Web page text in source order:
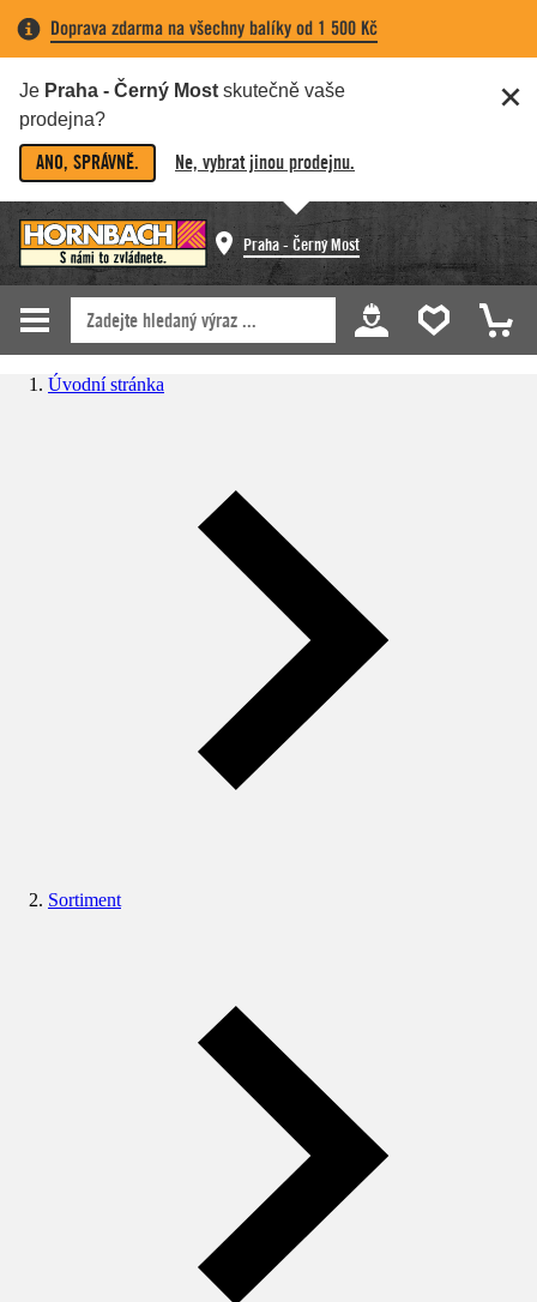
Doprava zdarma na všechny balíky od 1 500 Kč
Je Praha - Černý Most skutečně vaše
prodejna?
ANO, SPRÁVNĚ. Ne, vybrat jinou prodejnu.
Praha - Černý Most
Úvodní stránka
Sortiment